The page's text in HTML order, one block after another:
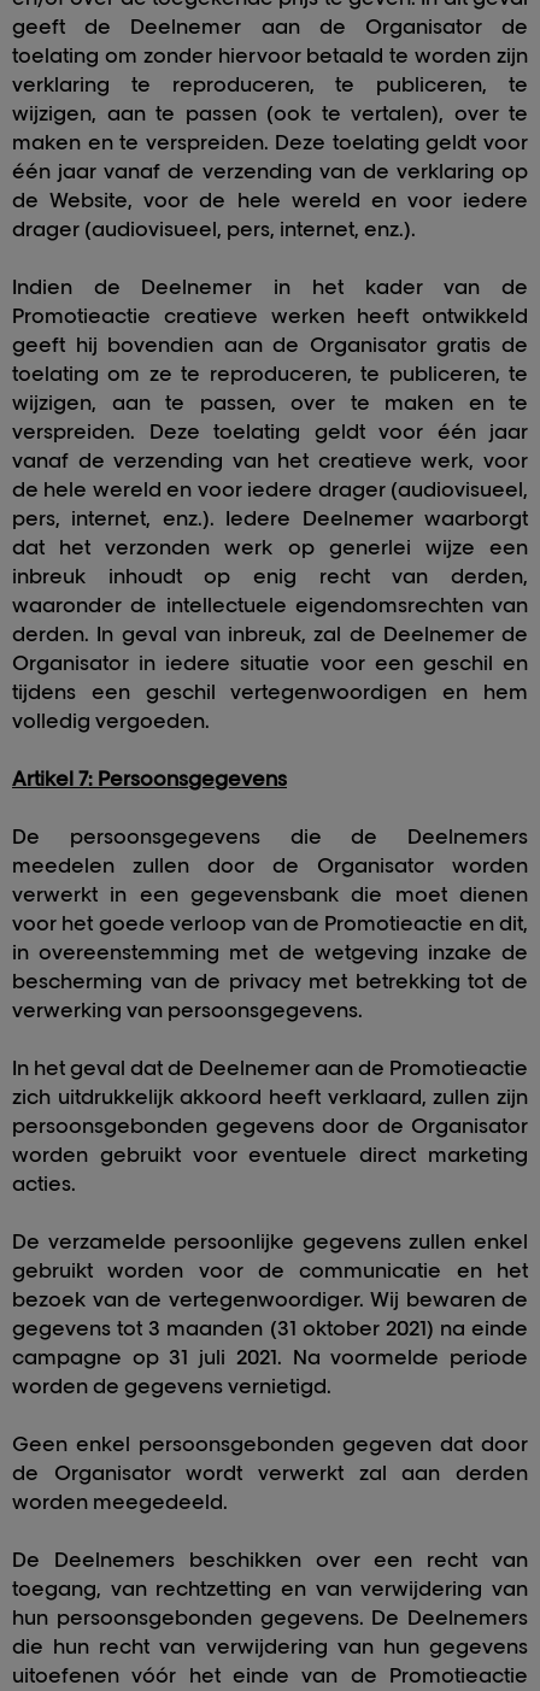
geeft de Deelnemer aan de Organisator de
toelating om zonder hiervoor betaald te worden zijn
verklaring te reproduceren, te publiceren, te
wijzigen, aan te passen (ook te vertalen), over te
maken en te verspreiden. Deze toelating geldt voor
één jaar vanaf de verzending van de verklaring op
de Website, voor de hele wereld en voor iedere
drager (audiovisueel, pers, internet, enz.).
Indien de Deelnemer in het kader van de
Promotieactie creatieve werken heeft ontwikkeld
geeft hij bovendien aan de Organisator gratis de
toelating om ze te reproduceren, te publiceren, te
wijzigen, aan te passen, over te maken en te
verspreiden. Deze toelating geldt voor één jaar
vanaf de verzending van het creatieve werk, voor
de hele wereld en voor iedere drager (audiovisueel,
pers, internet, enz.). Iedere Deelnemer waarborgt
dat het verzonden werk op generlei wijze een
inbreuk inhoudt op enig recht van derden,
waaronder de intellectuele eigendomsrechten van
derden. In geval van inbreuk, zal de Deelnemer de
Organisator in iedere situatie voor een geschil en
tijdens een geschil vertegenwoordigen en hem
volledig vergoeden.
Artikel 7: Persoonsgegevens
De persoonsgegevens die de Deelnemers
meedelen zullen door de Organisator worden
verwerkt in een gegevensbank die moet dienen
voor het goede verloop van de Promotieactie en dit,
in overeenstemming met de wetgeving inzake de
bescherming van de privacy met betrekking tot de
verwerking van persoonsgegevens.
In het geval dat de Deelnemer aan de Promotieactie
zich uitdrukkelijk akkoord heeft verklaard, zullen zijn
persoonsgebonden gegevens door de Organisator
worden gebruikt voor eventuele direct marketing
acties.
De verzamelde persoonlijke gegevens zullen enkel
gebruikt worden voor de communicatie en het
bezoek van de vertegenwoordiger. Wij bewaren de
gegevens tot 3 maanden (31 oktober 2021) na einde
campagne op 31 juli 2021. Na voormelde periode
worden de gegevens vernietigd.
Geen enkel persoonsgebonden gegeven dat door
de Organisator wordt verwerkt zal aan derden
worden meegedeeld.
De Deelnemers beschikken over een recht van
toegang, van rechtzetting en van verwijdering van
hun persoonsgebonden gegevens. De Deelnemers
die hun recht van verwijdering van hun gegevens
uitoefenen vóór het einde van de Promotieactie